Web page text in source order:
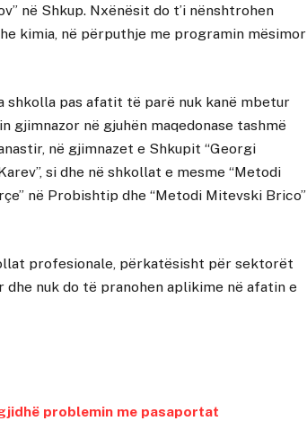
në Shkup. Nxënësit do t’i nënshtrohen
kimia, në përputhje me programin mësimor
shkolla pas afatit të parë nuk kanë mbetur
gjimnazor në gjuhën maqedonase tashmë
në gjimnazet e Shkupit “Georgi
si dhe në shkollat e mesme “Metodi
në Probishtip dhe “Metodi Mitevski Brico”
profesionale, përkatësisht për sektorët
nuk do të pranohen aplikime në afatin e
problemin me pasaportat